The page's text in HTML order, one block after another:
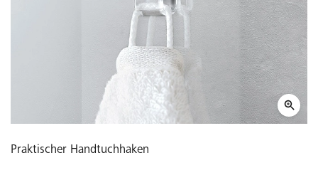
Praktischer Handtuchhaken